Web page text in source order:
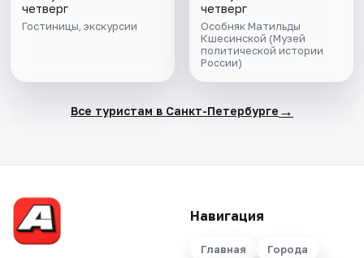
четверг
Гостиницы, экскурсии
четверг
Особняк Матильды
Кшесинской (Музей
политической истории
России)
Все туристам в Санкт-Петербурге →
Навигация
Главная Города